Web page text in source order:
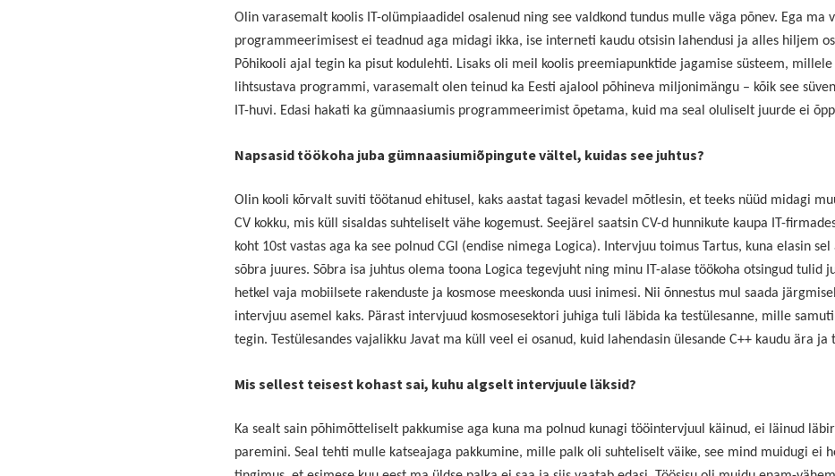
Olin varasemalt koolis IT-olümpiaadidel osalenud ning see valdkond tundus mulle väga põnev. Ega ma
programmeerimisest ei teadnud aga midagi ikka, ise interneti kaudu otsisin lahendusi ja alles hiljem
Põhikooli ajal tegin ka pisut kodulehti. Lisaks oli meil koolis preemiapunktide jagamise süsteem,
lihtsustava programmi, varasemalt olen teinud ka Eesti ajalool põhineva miljonimängu – kõik see
IT-huvi. Edasi hakati ka gümnaasiumis programmeerimist õpetama, kuid ma seal oluliselt juurde ei
Napsasid töökoha juba gümnaasiumiõpingute vältel, kuidas see juhtus?
Olin kooli kõrvalt suviti töötanud ehitusel, kaks aastat tagasi kevadel mõtlesin, et teeks nüüd midagi
CV kokku, mis küll sisaldas suhteliselt vähe kogemust. Seejärel saatsin CV-d hunnikute kaupa IT-
koht 10st vastas aga ka see polnud CGI (endise nimega Logica). Intervjuu toimus Tartus, kuna elasin
sõbra juures. Sõbra isa juhtus olema toona Logica tegevjuht ning minu IT-alase töökoha otsingud tulid
hetkel vaja mobiilsete rakenduste ja kosmose meeskonda uusi inimesi. Nii õnnestus mul saada
intervjuu asemel kaks. Pärast intervjuud kosmosesektori juhiga tuli läbida ka testülesanne, mille
tegin. Testülesandes vajalikku Javat ma küll veel ei osanud, kuid lahendasin ülesande C++ kaudu ära ja
Mis sellest teisest kohast sai, kuhu algselt intervjuule läksid?
Ka sealt sain põhimõtteliselt pakkumise aga kuna ma polnud kunagi tööintervjuul käinud, ei läinud
paremini. Seal tehti mulle katseajaga pakkumine, mille palk oli suhteliselt väike, see mind muidugi ei